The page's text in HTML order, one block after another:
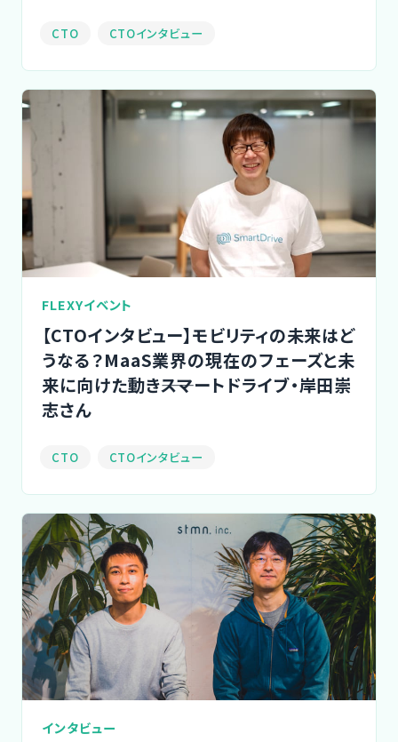
CTO CTOインタビュー
FLEXYイベント
【CTOインタビュー】モビリティの未来はど
うなる？MaaS業界の現在のフェーズと未
来に向けた動き――スマートドライブ・岸田崇
志さん
CTO CTOインタビュー
インタビュー